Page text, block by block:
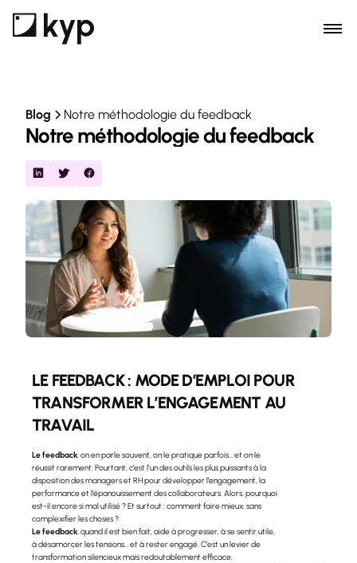
Blog Notre méthodologie du feedback
Notre méthodologie du feedback
LE FEEDBACK : MODE D’EMPLOI POUR
TRANSFORMER L’ENGAGEMENT AU
TRAVAIL
Le feedback, on en parle souvent, on le pratique parfois… et on le
réussit rarement. Pourtant, c’est l’un des outils les plus puissants à la
disposition des managers et RH pour développer l’engagement, la
performance et l’épanouissement des collaborateurs. Alors, pourquoi
est-il encore si mal utilisé ? Et surtout : comment faire mieux, sans
complexifier les choses ?
Le feedback, quand il est bien fait, aide à progresser, à se sentir utile,
à désamorcer les tensions… et à rester engagé. C’est un levier de
transformation silencieux mais redoutablement efficace.